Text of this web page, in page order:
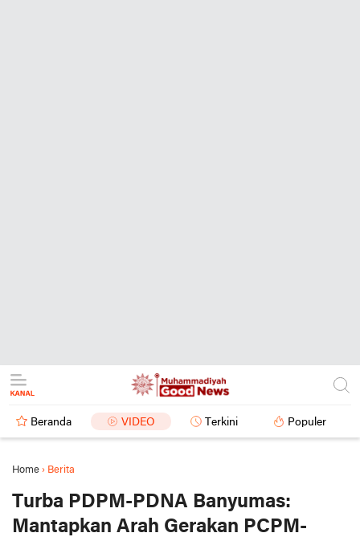
Beranda VIDEO Terkini Populer
Home › Berita
Turba PDPM-PDNA Banyumas:
Mantapkan Arah Gerakan PCPM-